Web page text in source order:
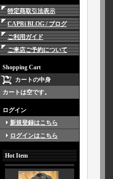
特定商取引法表示
CAPRi BLOG / ブログ
ご利用ガイド
ご来店ご予約について
Shopping Cart
カートの中身
カートは空です。
ログイン
新規登録はこちら
ログインはこちら
Hot Item